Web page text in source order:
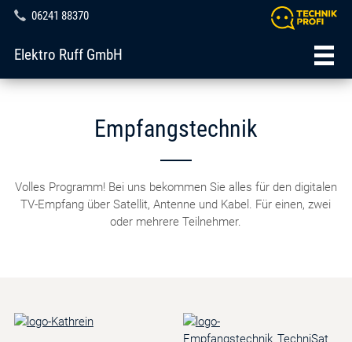
06241 88370
Elektro Ruff GmbH
Empfangstechnik
Volles Programm! Bei uns bekommen Sie alles für den digitalen
TV-Empfang über Satellit, Antenne und Kabel. Für einen, zwei
oder mehrere Teilnehmer.